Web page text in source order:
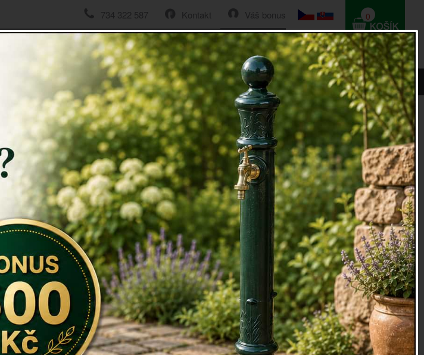
Váš bonus
Kontakt
734 322 587
HLEDAT
0
0 Kč
Dřevěné vánoční ozdoby koník bílý 22x33x2cm
Dřevěné vánoční ozdoby koník bílý 22x33x2cm
Dřevěné vánoční ozdoby koník bílý 22x33x2cmpro ty, kteří jsou
věrni dřevěným ozdobám a rustikální výzdobě.
Koník má pohyblivé nohy a koženkové detaily. Je zavěšen na dlouhém
provázku, za který ho můžete zavěsit na větve ve váze, na stromeček a
nebo třeba na dveře i do okna.
Rozměry: 22x33cm, tloušťka 2cm
Záruka: 2 roky
Kód:dek2873
Další parametry